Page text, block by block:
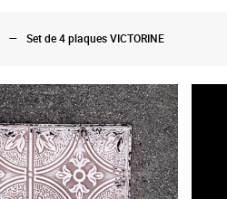
Set de 4 plaques VICTORINE